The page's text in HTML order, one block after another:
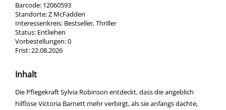
Barcode: 12060593
Standorte:Z McFadden
Interessenkreis: Bestseller, Thriller
Status: Entliehen
Vorbestellungen:0
Frist:22.08.2026
Inhalt
Die Pflegekraft Sylvia Robinson entdeckt, dass die angeblich
hilflose Victoria Barnett mehr verbirgt, als sie anfangs dachte,